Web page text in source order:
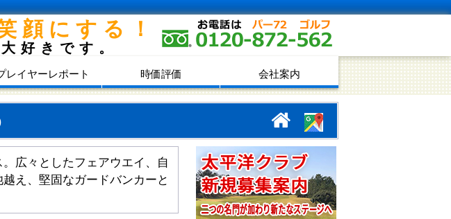
顔にする！
好きです。
レイヤーレポート 時価評価 会社案内
広々としたフェアウエイ、自
え、堅固なガードバンカーと